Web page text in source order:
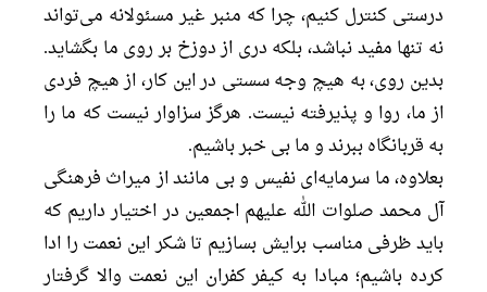
درستی کنترل کنیم، چرا که منبر غیر مسئولانه می‌تواند
نه تنها مفید نباشد، بلکه دری از دوزخ بر روی ما بگشاید.
بدین روی، به هیچ وجه سستی در این کار، از هیچ فردی
از ما، روا و پذیرفته نیست. هرگز سزاوار نیست که ما را
به قربانگاه ببرند و ما بی خبر باشیم.
بعلاوه، ما سرمایه‌ای نفیس و بی مانند از میراث فرهنگی
آل محمد صلوات الله علیهم اجمعین در اختیار داریم که
باید ظرفی مناسب برایش بسازیم تا شکر این نعمت را ادا
کرده باشیم؛ مبادا به کیفر کفران این نعمت والا گرفتار